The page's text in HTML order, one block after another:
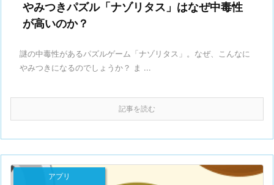
やみつきパズル「ナゾリタス」はなぜ中毒性
が高いのか？
謎の中毒性があるパズルゲーム「ナゾリタス」。なぜ、こんなに
やみつきになるのでしょうか？ ま ...
記事を読む
アプリ